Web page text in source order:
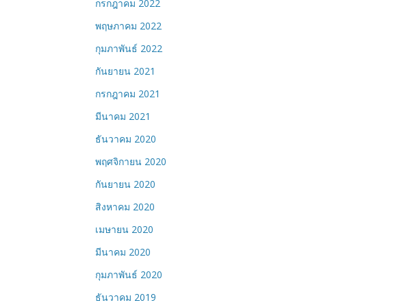
กรกฎาคม 2022
พฤษภาคม 2022
กุมภาพันธ์ 2022
กันยายน 2021
กรกฎาคม 2021
มีนาคม 2021
ธันวาคม 2020
พฤศจิกายน 2020
กันยายน 2020
สิงหาคม 2020
เมษายน 2020
มีนาคม 2020
กุมภาพันธ์ 2020
ธันวาคม 2019